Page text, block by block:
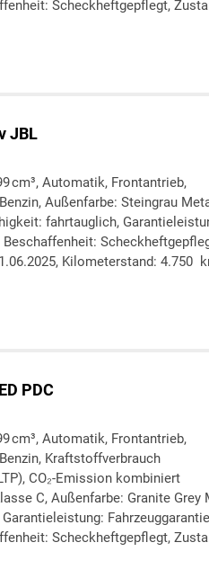
Scheckheftgepflegt,
drucken
oder vergleichen
JBL
cm³, Automatik, Frontantrieb,
Außenfarbe: Steingrau
fahrtauglich,
Beschaffenheit:
Kilometerstand: 4.750
drucken
oder vergleichen
PDC
cm³, Automatik, Frontantrieb,
Kraftstoffverbrauch
CO₂-Emission kombiniert
C, Außenfarbe: Granite
Scheckheftgepflegt,